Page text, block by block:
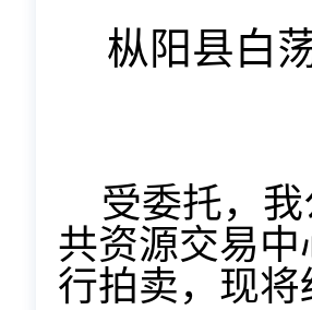
枞阳县白
受委托，
共资源交易
行拍卖，现